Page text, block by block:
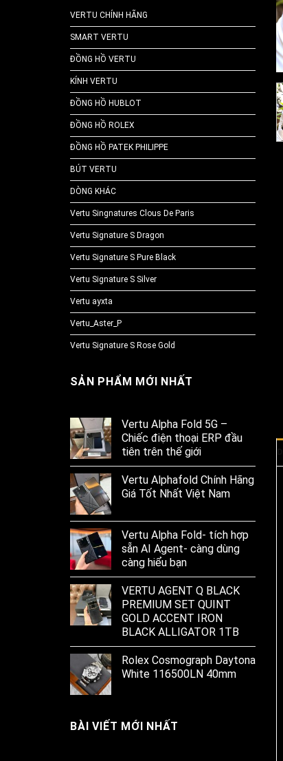
VERTU CHÍNH HÃNG
SMART VERTU
ĐỒNG HỒ VERTU
KÍNH VERTU
ĐỒNG HỒ HUBLOT
ĐỒNG HỒ ROLEX
ĐỒNG HỒ PATEK PHILIPPE
BÚT VERTU
DÒNG KHÁC
Vertu Singnatures Clous De Paris
Vertu Signature S Dragon
Vertu Signature S Pure Black
Vertu Signature S Silver
Vertu ayxta
Vertu_Aster_P
Vertu Signature S Rose Gold
SẢN PHẨM MỚI NHẤT
Vertu Alpha Fold 5G –
Chiếc điện thoại ERP đầu
tiên trên thế giới
Vertu Alphafold Chính Hãng
Giá Tốt Nhất Việt Nam
Vertu Alpha Fold- tích hợp
sẵn AI Agent- càng dùng
càng hiểu bạn
VERTU AGENT Q BLACK
PREMIUM SET QUINT
GOLD ACCENT IRON
BLACK ALLIGATOR 1TB
Rolex Cosmograph Daytona
White 116500LN 40mm
BÀI VIẾT MỚI NHẤT